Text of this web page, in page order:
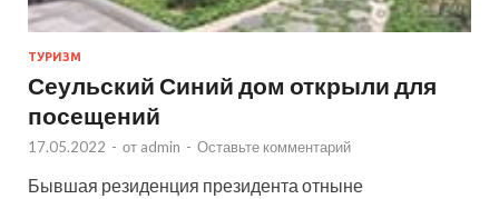
ТУРИЗМ
Сеульский Синий дом открыли для
посещений
17.05.2022 - от admin - Оставьте комментарий
Бывшая резиденция президента отныне